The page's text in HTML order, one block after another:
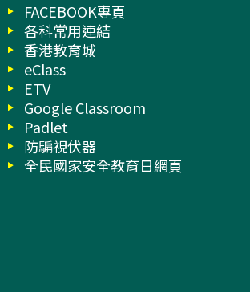
FACEBOOK專頁
各科常用連結
香港教育城
eClass
ETV
Google Classroom
Padlet
防騙視伏器
全民國家安全教育日網頁